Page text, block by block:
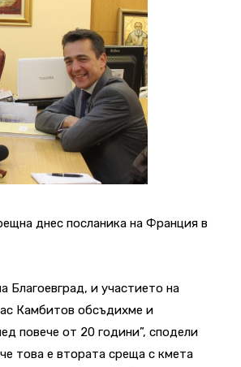
днес посланика на Франция в
Благоевград, и участието на
Камбитов обсъдихме и
повече от 20 години”, сподели
това е втората среща с кмета